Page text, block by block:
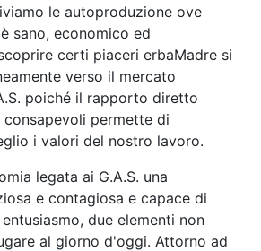
le autoproduzione ove
sano, economico ed
certi piaceri erbaMadre si
verso il mercato
poiché il rapporto diretto
permette di
i valori del nostro lavoro.
legata ai G.A.S. una
e contagiosa e capace di
due elementi non
al giorno d'oggi. Attorno ad